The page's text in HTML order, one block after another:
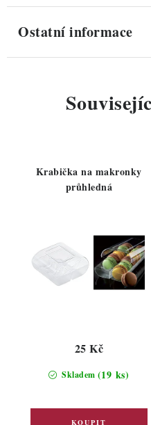
Ostatní informace
Krabička na makronky
průhledná
Skladem (19 ks)
25 Kč